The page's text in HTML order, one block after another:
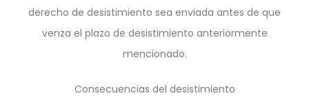
derecho de desistimiento sea enviada antes de que
venza el plazo de desistimiento anteriormente
mencionado.
Consecuencias del desistimiento